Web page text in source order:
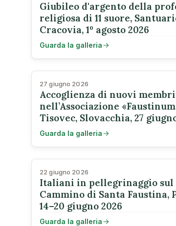
Giubileo d'argento della
religiosa di 11 suore,
Cracovia, 1º agosto 2026
Guarda la galleria
27 giugno 2026
Accoglienza di nuovi membri
nell’Associazione
Tisovec, Slovacchia, 27
Guarda la galleria
22 giugno 2026
Italiani in pellegrinaggio sul
Cammino di Santa Faustina,
14–20 giugno 2026
Guarda la galleria